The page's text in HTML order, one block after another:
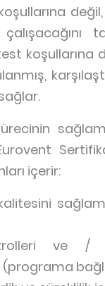
koşullarına
içerir:
ve /